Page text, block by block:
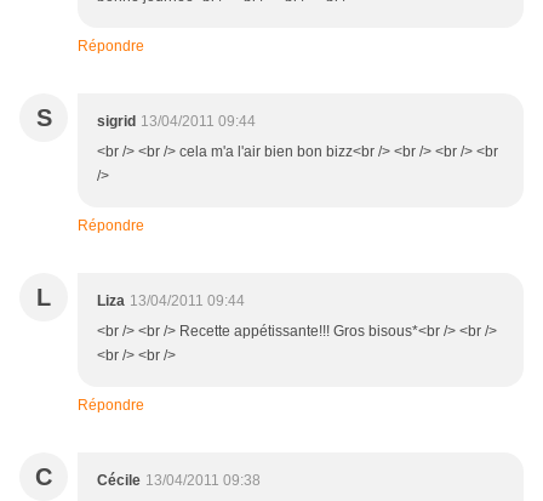
Répondre
S sigrid 13/04/2011 09:44
<br /> <br /> cela m'a l'air bien bon bizz<br /> <br /> <br /> <br
/>
Répondre
L Liza 13/04/2011 09:44
<br /> <br /> Recette appétissante!!! Gros bisous*<br /> <br />
<br /> <br />
Répondre
C Cécile 13/04/2011 09:38